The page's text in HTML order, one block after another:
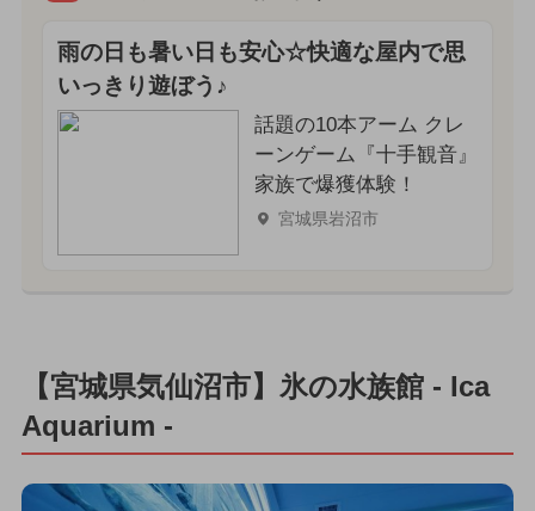
雨の日も暑い日も安心☆快適な屋内で思
いっきり遊ぼう♪
話題の10本アーム クレ
ーンゲーム『十手観音』
家族で爆獲体験！
宮城県岩沼市
【宮城県気仙沼市】氷の水族館 - Ica
Aquarium -